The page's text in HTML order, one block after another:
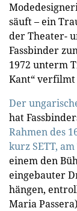
säuft – ein
der Theater-
Fassbinder
1972 unterm
Kant“ verfilmt
Der
hat
Rahmen des
kurz SETT,
einem den
eingebauter
hängen,
Maria